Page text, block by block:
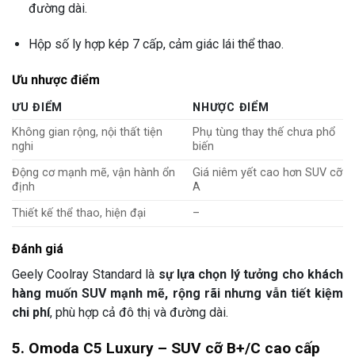
đường dài.
Hộp số ly hợp kép 7 cấp, cảm giác lái thể thao.
Ưu nhược điểm
ƯU ĐIỂM
NHƯỢC ĐIỂM
Không gian rộng, nội thất tiện
nghi
Phụ tùng thay thế chưa phổ
biến
Động cơ mạnh mẽ, vận hành ổn
định
Giá niêm yết cao hơn SUV cỡ
A
Thiết kế thể thao, hiện đại
–
Đánh giá
Geely Coolray Standard là sự lựa chọn lý tưởng cho khách
hàng muốn SUV mạnh mẽ, rộng rãi nhưng vẫn tiết kiệm
chi phí, phù hợp cả đô thị và đường dài.
5. Omoda C5 Luxury – SUV cỡ B+/C cao cấp